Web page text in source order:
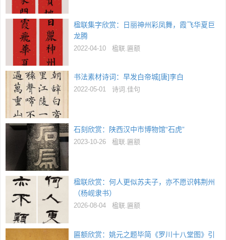
楹联集字欣赏：日丽神州彩凤舞，霞飞华夏巨
龙腾
2022-04-10 楹联.匾额
书法素材诗词：早发白帝城[唐]李白
2022-05-01 诗词.佳句
石刻欣赏：陕西汉中市博物馆“石虎”
2023-10-26 楹联.匾额
楹联欣赏：何人更似苏夫子，亦不愿识韩荆州
（杨岘隶书）
2026-08-04 楹联.匾额
匾额欣赏：姚元之题毕简《罗川十八堂图》引